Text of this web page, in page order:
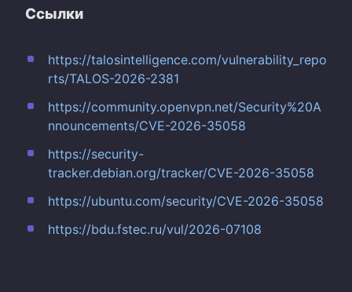
Ссылки
https://talosintelligence.com/vulnerability_repo
rts/TALOS-2026-2381
https://community.openvpn.net/Security%20A
nnouncements/CVE-2026-35058
https://security-
tracker.debian.org/tracker/CVE-2026-35058
https://ubuntu.com/security/CVE-2026-35058
https://bdu.fstec.ru/vul/2026-07108